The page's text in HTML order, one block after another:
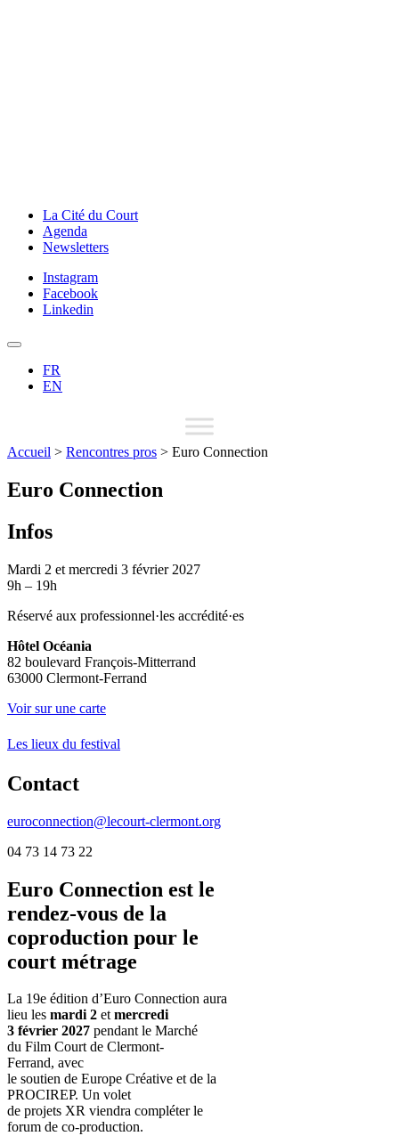
La Cité du Court
Agenda
Newsletters
Instagram
Facebook
Linkedin
FR
EN
Accueil > Rencontres pros > Euro Connection
Euro Connection
Infos
Mardi 2 et mercredi 3 février 2027
9h – 19h
Réservé aux professionnel·les accrédité·es
Hôtel Océania
82 boulevard François-Mitterrand
63000 Clermont-Ferrand
Voir sur une carte
Les lieux du festival
Contact
euroconnection@lecourt-clermont.org
04 73 14 73 22
Euro Connection est le
rendez-vous de la
coproduction pour le
court métrage
La 19e édition d’Euro Connection aura
lieu les mardi 2 etmercredi
3 février 2027 pendant le Marché
du Film Court de Clermont-
Ferrand, avec
le soutien de Europe Créative et de la
PROCIREP. Un volet
de projets XR viendra compléter le
forum de co-production.